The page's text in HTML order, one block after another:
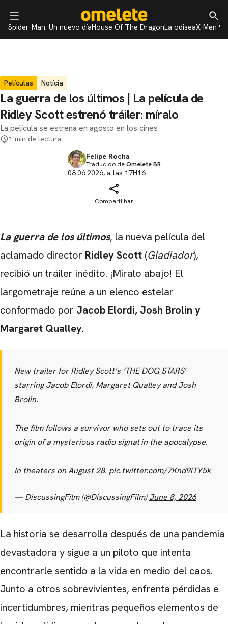
Spider-Man: Un nuevo díaHouse Of The DragonLa odiseaX-Men 97
Películas Notícia
La guerra de los últimos | La película de
Ridley Scott estrenó tráiler: míralo
La película se estrena en agosto en los cines
1 min de lectura
Felipe Rocha
Traducido deOmelete BR
08.06.2026, a las 17H16.
Compartilhar
La guerra de los últimos, la nueva película del
aclamado director Ridley Scott (Gladiador),
recibió un tráiler inédito. ¡Míralo abajo! El
largometraje reúne a un elenco estelar
conformado por Jacob Elordi, Josh Brolin y
Margaret Qualley.
New trailer for Ridley Scott’s ‘THE DOG STARS’
starring Jacob Elordi, Margaret Qualley and Josh
Brolin.
The film follows a survivor who sets out to trace its
origin of a mysterious radio signal in the apocalypse.
In theaters on August 28. pic.twitter.com/7Knd9iTY5k
— DiscussingFilm (@DiscussingFilm)June 8, 2026
La historia se desarrolla después de una pandemia
devastadora y sigue a un piloto que intenta
encontrarle sentido a la vida en medio del caos.
Junto a otros sobrevivientes, enfrenta pérdidas e
incertidumbres, mientras pequeños elementos de